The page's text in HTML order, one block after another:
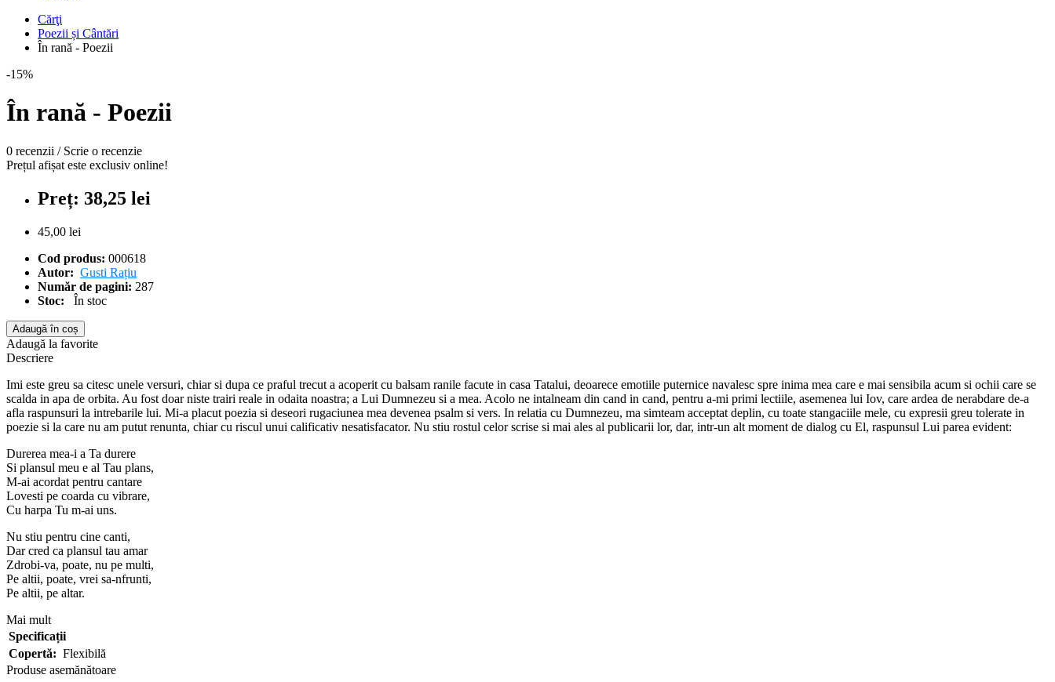
Cărţi
Poezii și Cântări
În rană - Poezii
-15%
În rană - Poezii
0 recenzii / Scrie o recenzie
Prețul afișat este exclusiv online!
Preț: 38,25 lei
45,00 lei
Cod produs: 000618
Autor: Gusti Rațiu
Număr de pagini: 287
Stoc:
În stoc
Adaugă în coș
Adaugă la favorite
Descriere
Imi este greu sa citesc unele versuri, chiar si dupa ce praful trecut a acoperit cu balsam ranile facute in casa Tatalui, deoarece emotiile puternice navalesc spre inima mea care e mai sensibila acum si ochii care se
scalda in apa de orbita. Au fost doar niste trairi reale in odaita noastra; a Lui Dumnezeu si a mea. Acolo ne intalneam din cand in cand, pentru a-mi primi lectiile, asemenea lui Iov, care ardea de nerabdare de-a
afla raspunsuri la intrebarile lui. Mi-a placut poezia si deseori rugaciunea mea devenea psalm si vers. In relatia cu Dumnezeu, ma simteam acceptat deplin, cu toate stangaciile mele, cu expresii greu tolerate in
poezie si la care nu am putut renunta, chiar cu riscul unui calificativ nesatisfacator. Nu stiu rostul celor scrise si mai ales al publicarii lor, dar, intr-un alt moment de dialog cu El, raspunsul Lui parea evident:
Durerea mea-i a Ta durere
Si plansul meu e al Tau plans,
M-ai acordat pentru cantare
Lovesti pe coarda cu vibrare,
Cu harpa Tu m-ai uns.
Nu stiu pentru cine canti,
Dar cred ca plansul tau amar
Zdrobi-va, poate, nu pe multi,
Pe altii, poate, vrei sa-nfrunti,
Pe altii, pe altar.
Mai mult
Specificații
Copertă: Flexibilă
Produse asemănătoare